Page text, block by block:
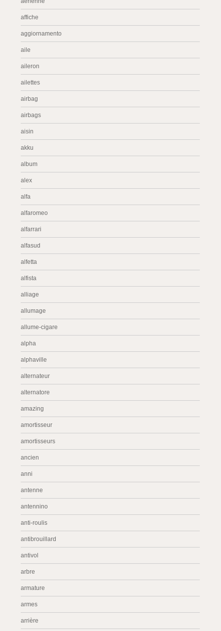
affiche
aggiornamento
aile
aileron
ailettes
airbag
airbags
aisin
akku
album
alex
alfa
alfaromeo
alfarrari
alfasud
alfetta
alfista
alliage
allumage
allume-cigare
alpha
alphaville
alternateur
alternatore
amazing
amortisseur
amortisseurs
ancien
anni
antenne
antennino
anti-roulis
antibrouillard
antivol
arbre
armature
armes
arrière